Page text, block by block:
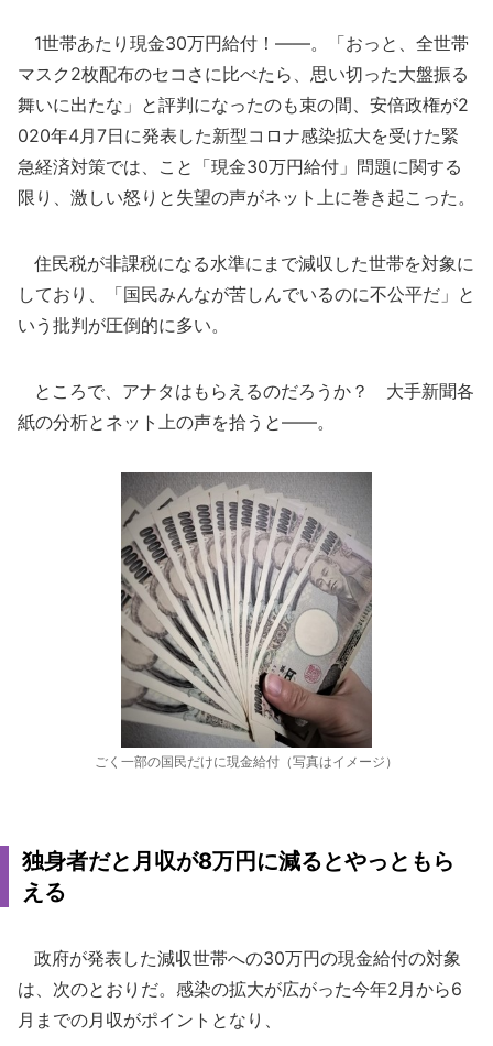
1世帯あたり現金30万円給付！――。「おっと、全世帯
マスク2枚配布のセコさに比べたら、思い切った大盤振る
舞いに出たな」と評判になったのも束の間、安倍政権が2
020年4月7日に発表した新型コロナ感染拡大を受けた緊
急経済対策では、こと「現金30万円給付」問題に関する
限り、激しい怒りと失望の声がネット上に巻き起こった。
住民税が非課税になる水準にまで減収した世帯を対象に
しており、「国民みんなが苦しんでいるのに不公平だ」と
いう批判が圧倒的に多い。
ところで、アナタはもらえるのだろうか？ 大手新聞各
紙の分析とネット上の声を拾うと――。
ごく一部の国民だけに現金給付（写真はイメージ）
独身者だと月収が8万円に減るとやっともら
える
政府が発表した減収世帯への30万円の現金給付の対象
は、次のとおりだ。感染の拡大が広がった今年2月から6
月までの月収がポイントとなり、